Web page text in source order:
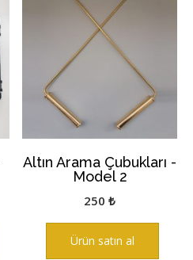
Altın Arama Çubukları -
Model 2
250₺
Ürün satın al